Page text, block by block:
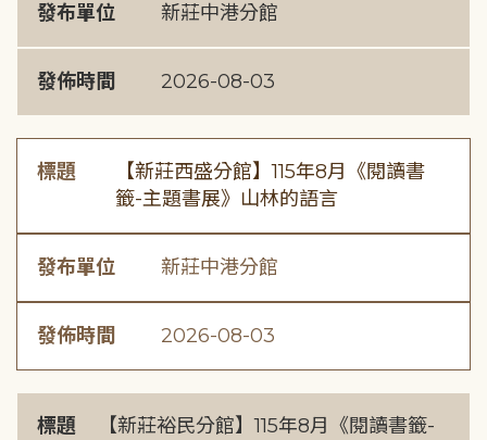
發布單位 新莊中港分館
發佈時間 2026-08-03
標題
【新莊西盛分館】115年8月《閱讀書
籤-主題書展》山林的語言
發布單位 新莊中港分館
發佈時間 2026-08-03
標題
【新莊裕民分館】115年8月《閱讀書籤-